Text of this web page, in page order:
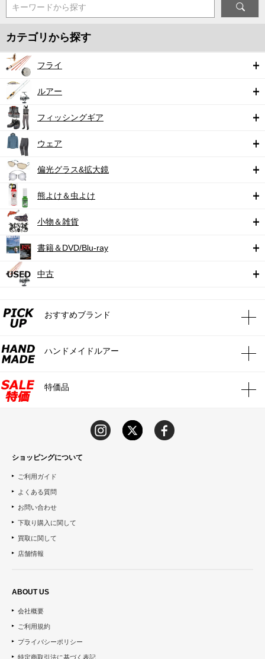
キーワードから探す
カテゴリから探す
フライ
ルアー
フィッシングギア
ウェア
偏光グラス&拡大鏡
熊よけ＆虫よけ
小物＆雑貨
書籍＆DVD/Blu-ray
中古
おすすめブランド
ハンドメイドルアー
特価品
ショッピングについて
ご利用ガイド
よくある質問
お問い合わせ
下取り購入に関して
買取に関して
店舗情報
ABOUT US
会社概要
ご利用規約
プライバシーポリシー
特定商取引法に基づく表記